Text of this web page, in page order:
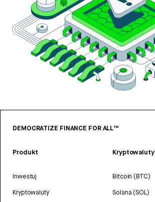
DEMOCRATIZE FINANCE FOR ALL™
Produkt
Inwestuj
Kryptowaluty
Kryptowaluty
Bitcoin (BTC)
Solana (SOL)